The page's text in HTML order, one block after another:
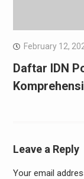
February 12,
Daftar IDN
Leave a Reply
Your email